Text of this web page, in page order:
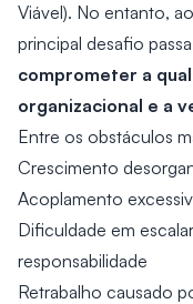
Viável). No entanto,
principal desafio
comprometer a
organizacional e a
Entre os obstáculos
Crescimento
Acoplamento
Dificuldade em
responsabilidade
Retrabalho causado